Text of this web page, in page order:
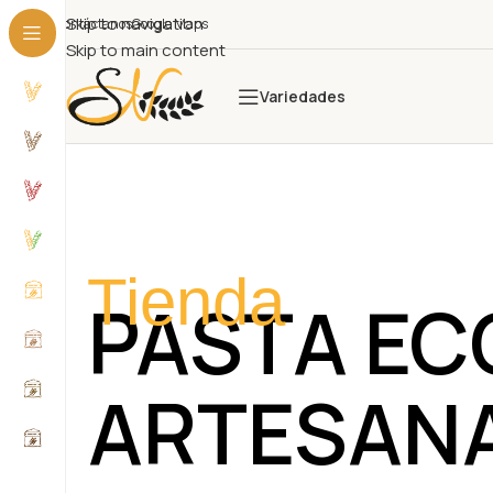
Skip to navigation
Skip to main content
ContáctanosGoogle Maps
Variedades
PASTA
Tienda